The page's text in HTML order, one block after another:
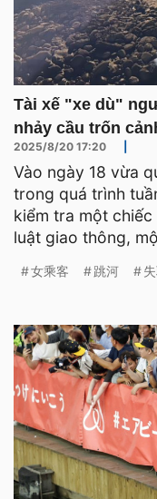
Tài xế "xe dù"
nhảy cầu trốn
2025/8/20 17:20
Vào ngày 18 vừa
trong quá trình
kiểm tra một
luật giao thông,
女乘客 跳河